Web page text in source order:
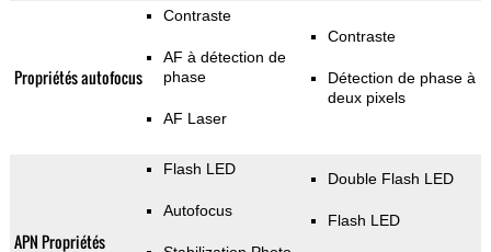
Propriétés autofocus
Contraste
AF à détection de
phase
AF Laser
Contraste
Détection de phase à
deux pixels
APN Propriétés
Flash LED
Autofocus
Double Flash LED
Flash LED